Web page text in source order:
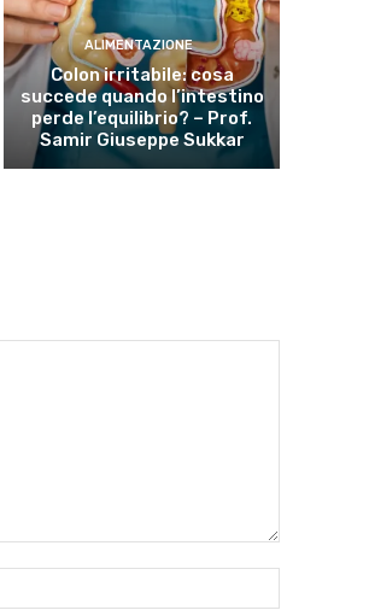
ALIMENTAZIONE
Colon irritabile: cosa
succede quando l’intestino
perde l’equilibrio? – Prof.
Samir Giuseppe Sukkar